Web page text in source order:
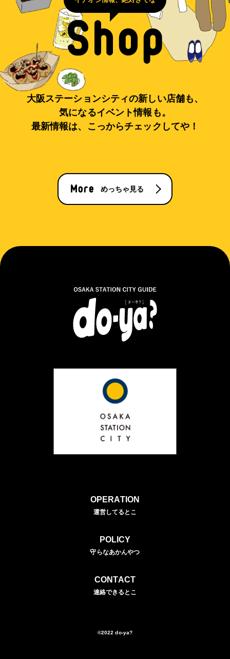
大阪ステーションシティの新しい店舗も、
気になるイベント情報も。
最新情報は、こっからチェックしてや！
めっちゃ見る
OPERATION
運営してるとこ
POLICY
守らなあかんやつ
CONTACT
連絡できるとこ
©2022 do-ya?